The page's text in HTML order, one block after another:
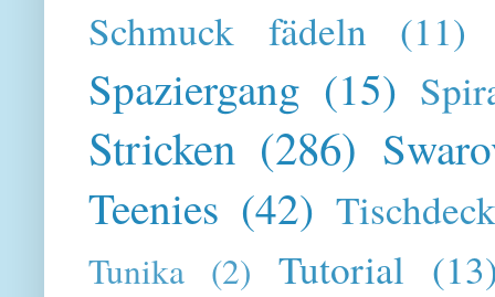
Schmuck fädeln (11)
Spaziergang (15)
Stricken (286)
Teenies (42)
Tunika (2) Tutorial